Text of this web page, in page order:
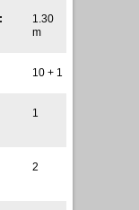
1.30
m
10 + 1
1
2